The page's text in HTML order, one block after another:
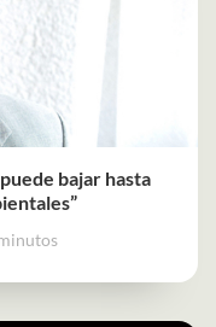
bajar hasta